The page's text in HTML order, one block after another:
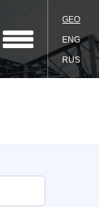
GEO
ENG
RUS